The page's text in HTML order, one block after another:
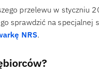
przelewu w styczniu
sprawdzić na specjalnej
NRS.